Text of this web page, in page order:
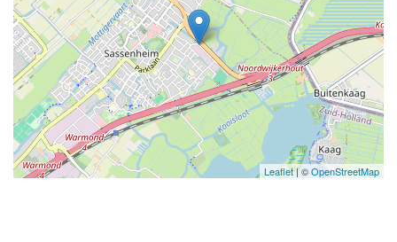
Leaflet| ©OpenStreetMap